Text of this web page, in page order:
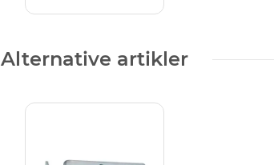
Alternative artikler